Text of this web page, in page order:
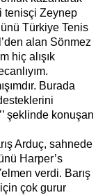
tenisçi Zeynep
Türkiye Tenis
alan Sönmez
hiç alışık
Burada
şeklinde konuşan
Arduç, sahnede
Harper’s
verdi. Barış
çok gurur